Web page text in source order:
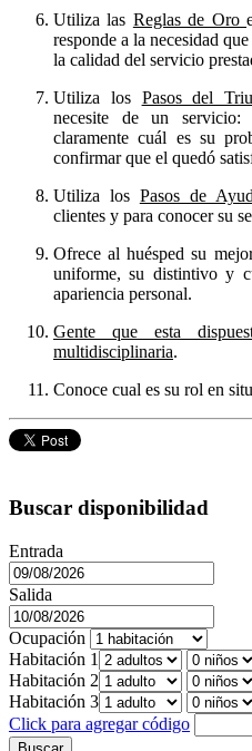
Utiliza las Reglas de Oro
responde a la necesidad
la calidad del servicio
Utiliza los Pasos del
necesite de un servicio:
claramente cuál es su
confirmar que el quedó
Utiliza los Pasos de
clientes y para conocer su
Ofrece al huésped su
uniforme, su distintivo y
apariencia personal.
Gente que esta
multidisciplinaria.
Conoce cual es su rol en
Buscar disponibilidad
Entrada
Salida
Ocupación
Habitación 1
Habitación 2
Habitación 3
Click para agregar código